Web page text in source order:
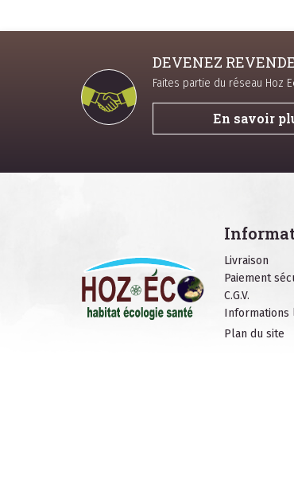
DEVENEZ
Faites partie du réseau Hoz
En savoir
Livraison
Paiement
C.G.V.
Informations
Plan du site